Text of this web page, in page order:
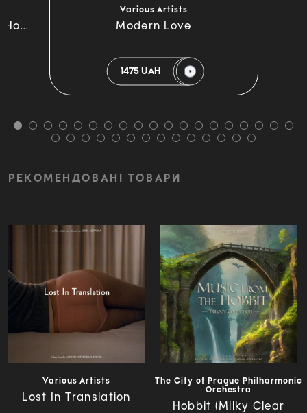
Various Artists
Modern Love
1475 UAH
РЕКОМЕНДОВАНІ ТОВАРИ
Various Artists
Lost In Translation
The City of Prague Philharmonic
Orchestra
Hobbit (Milky Clear